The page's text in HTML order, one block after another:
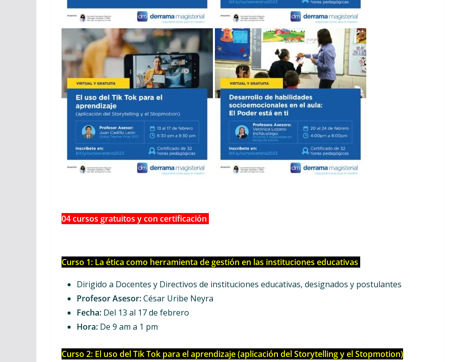
04 cursos gratuitos y con certificación
Curso 1: La ética como herramienta de gestión en las instituciones educativas
Dirigido a Docentes y Directivos de instituciones educativas, designados y postulantes
Profesor Asesor:César Uribe Neyra
Fecha: Del 13 al 17 de febrero
Hora: De 9 am a 1 pm
Curso 2: El uso del Tik Tok para el aprendizaje (aplicación del Storytelling y el Stopmotion)